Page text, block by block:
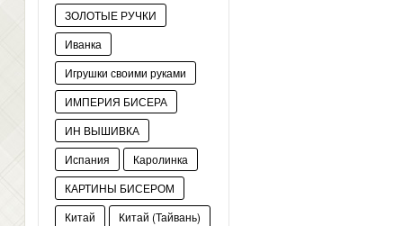
ЗОЛОТЫЕ РУЧКИ
Иванка
Игрушки своими руками
ИМПЕРИЯ БИСЕРА
ИН ВЫШИВКА
Испания
Каролинка
КАРТИНЫ БИСЕРОМ
Китай
Китай (Тайвань)